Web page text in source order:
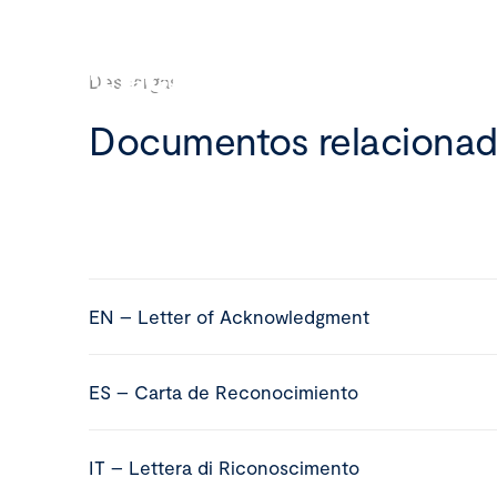
Descargas
Documentos
EN – Letter of Acknowledgment
ES – Carta de Reconocimiento
IT – Lettera di Riconoscimento